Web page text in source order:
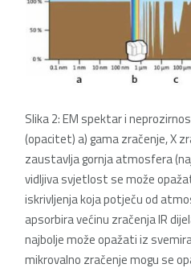
Slika 2: EM spektar i
(opacitet) a) gama zračenje, X
zaustavlja gornja atmosfera
vidljiva svjetlost se može
iskrivljenja koja potječu od
apsorbira većinu zračenja IR
najbolje može opažati iz
mikrovalno zračenje mogu se